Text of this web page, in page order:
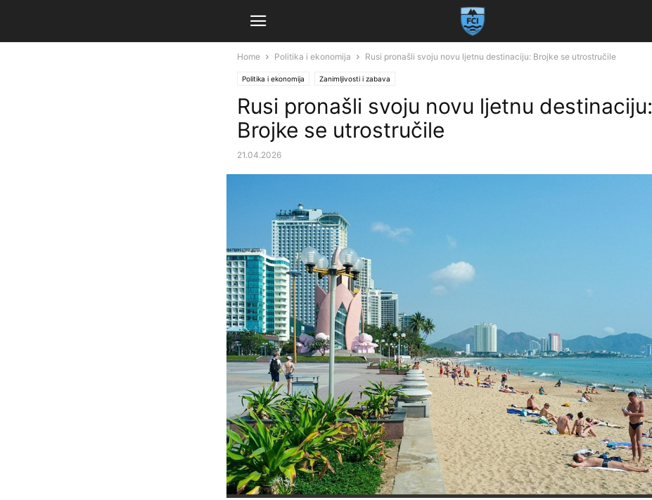
Home Politika i ekonomija Rusi pronašli svoju novu ljetnu destinaciju: Brojke se utrostručile
Politika i ekonomija Zanimljivosti i zabava
Rusi pronašli svoju novu ljetnu destinaciju:
Brojke se utrostručile
21.04.2026